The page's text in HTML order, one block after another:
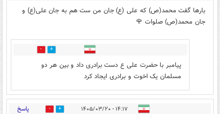
بارها گفت محمد(ص) که علی (ع) جان من ست هم به جان علی(ع) و
جان محمد(ص) صلوات 🌹
0
پیامبر با حضرت علی ع دست برادری داد و بین هر دو
مسلمان یک اخوت و برادری ایجاد کرد
۱۴:۱۷ - ۱۴۰۵/۰۳/۲۰ 0 پاسخ